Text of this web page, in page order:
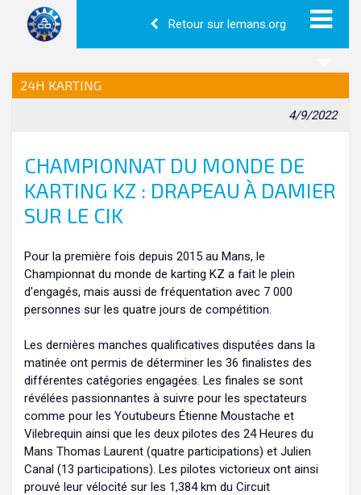
Retour sur lemans.org
24H KARTING
4/9/2022
CHAMPIONNAT DU MONDE DE
KARTING KZ : DRAPEAU À DAMIER
SUR LE CIK
Pour la première fois depuis 2015 au Mans, le
Championnat du monde de karting KZ a fait le plein
d'engagés, mais aussi de fréquentation avec 7 000
personnes sur les quatre jours de compétition.
Les dernières manches qualificatives disputées dans la
matinée ont permis de déterminer les 36 finalistes des
différentes catégories engagées. Les finales se sont
révélées passionnantes à suivre pour les spectateurs
comme pour les Youtubeurs Étienne Moustache et
Vilebrequin ainsi que les deux pilotes des 24 Heures du
Mans Thomas Laurent (quatre participations) et Julien
Canal (13 participations). Les pilotes victorieux ont ainsi
prouvé leur vélocité sur les 1,384 km du Circuit